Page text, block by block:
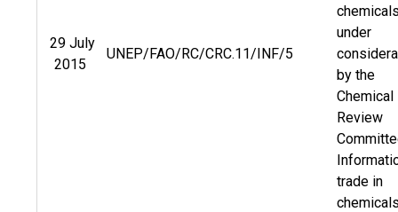
29 July
2015
UNEP/FAO/RC/CRC.11/INF/5
under
by the
Chemical
Review
trade in